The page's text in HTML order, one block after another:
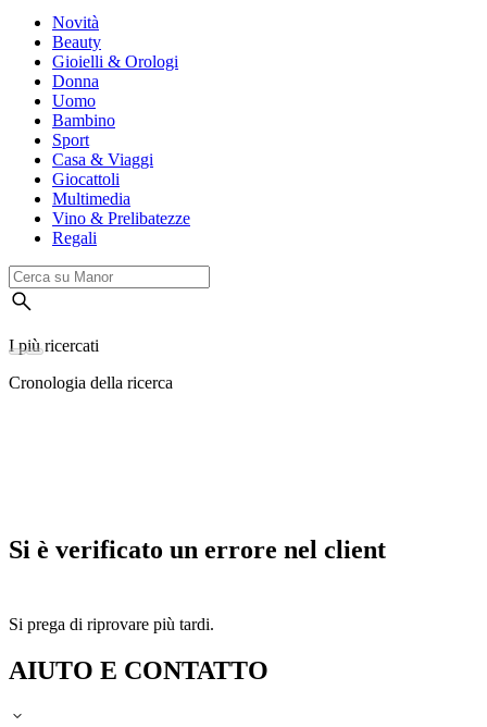
Novità
Beauty
Gioielli & Orologi
Donna
Uomo
Bambino
Sport
Casa & Viaggi
Giocattoli
Multimedia
Vino & Prelibatezze
Regali
I più ricercati
Cronologia della ricerca
Si è verificato un errore nel client
Si prega di riprovare più tardi.
AIUTO E CONTATTO